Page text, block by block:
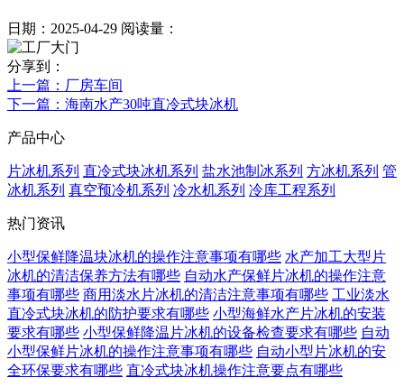
日期：2025-04-29 阅读量：
分享到：
上一篇 ：厂房车间
下一篇 ：海南水产30吨直冷式块冰机
产品中心
片冰机系列 直冷式块冰机系列 盐水池制冰系列 方冰机系列 管
冰机系列 真空预冷机系列 冷水机系列 冷库工程系列
热门资讯
小型保鲜降温块冰机的操作注意事项有哪些 水产加工大型片
冰机的清洁保养方法有哪些 自动水产保鲜片冰机的操作注意
事项有哪些 商用淡水片冰机的清洁注意事项有哪些 工业淡水
直冷式块冰机的防护要求有哪些 小型海鲜水产片冰机的安装
要求有哪些 小型保鲜降温片冰机的设备检查要求有哪些 自动
小型保鲜片冰机的操作注意事项有哪些 自动小型片冰机的安
全环保要求有哪些 直冷式块冰机操作注意要点有哪些